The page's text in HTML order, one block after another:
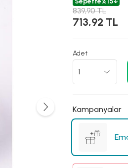
839,90 TL
713,92 TL
Adet
Kampanyalar